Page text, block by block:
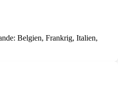
Belgien, Frankrig, Italien,